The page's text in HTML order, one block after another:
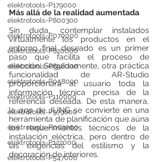
elektrotools-P179000
elektrotools-P800300
elektrotools-P070000
elektrotools-P820000
elektrotools-P898000
elektrotools-P058000
elektrotools-P110000
elektrotools-P979800
elektrotools-P003000
elektrotools-P122000
elektrotools-P547000
Más allá de la realidad aumentada
Sin duda, contemplar instalados
virtualmente los productos en el
entorno final deseado es un primer
paso que facilita el proceso de
elección. Seguidamente, otra práctica
funcionalidad de AR-Studio
proporcionará al usuario toda la
información técnica precisa de la
referencia deseada. De esta manera,
la app de JUNG se convierte en una
herramienta de planificación que aúna
los requerimientos técnicos de la
instalación eléctrica, pero dentro de
las exigencias del estilismo y la
decoración de interiores.